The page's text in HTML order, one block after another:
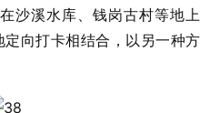
沙溪水库、钱岗古村等地上
向打卡相结合，以另一种方